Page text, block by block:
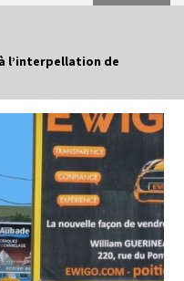
l’interpellation de